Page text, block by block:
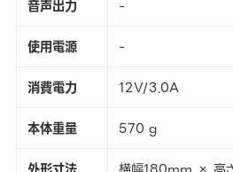
音声出力
-
使用電源
-
消費電力
12V/3.0A
本体重量
570 g